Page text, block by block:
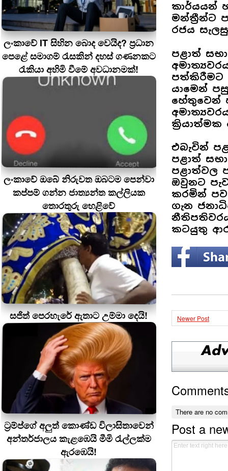
ලංකාවේ IT සිහින බොද වෙයිද? ප්‍රධාන
පෙළේ සමාගම් රැසකින් දහස් ගණනකට
රැකියා අහිමි වීමේ අවධානමක්!
ලංකාවේ ඔබේ නිරුවත ඔබටම පෙන්වා
කප්පම් ගන්න ජාත්‍යන්ත කල්ලියක
තොරතුරු හෙළිවේ
සජිත් පෙරහැරේ ඇතාට උම්මා දෙයි!
ට්‍රම්ප්ගේ අලුත් කොණ්ඩ විලාසිතාවෙන්
අන්තර්ජාලය කැළඹෙයි මීමි රැල්ලක්ම
ඇරඹෙයි!
කාර්යයන්
මන්ත්‍රීන්ට
රජය
පළාත්
පත්කිරීමට
යාමෙන්
හේතුවෙන්
එබැවින්
පළාත්
පළාත්වල
ඔවුනට
කරමින්
ගැන
කටයුතු
Newer Post
There are no
Post a